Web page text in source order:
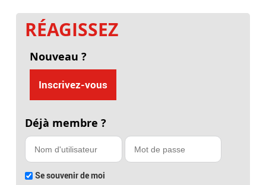
RÉAGISSEZ
Nouveau ?
Inscrivez-vous
Déjà membre ?
Se souvenir de moi